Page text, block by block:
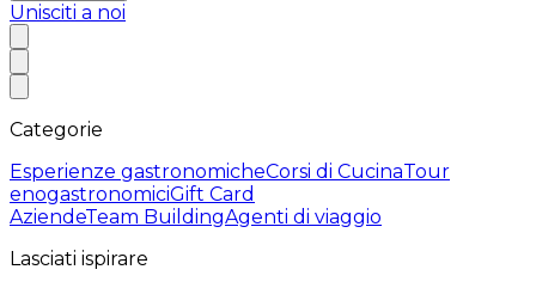
Unisciti a noi
Categorie
Esperienze gastronomicheCorsi di CucinaTour
enogastronomiciGift Card
AziendeTeam BuildingAgenti di viaggio
Lasciati ispirare